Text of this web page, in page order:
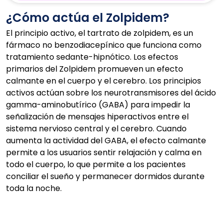
¿Cómo actúa el Zolpidem?
El principio activo, el tartrato de zolpidem, es un
fármaco no benzodiacepínico que funciona como
tratamiento sedante-hipnótico. Los efectos
primarios del Zolpidem promueven un efecto
calmante en el cuerpo y el cerebro. Los principios
activos actúan sobre los neurotransmisores del ácido
gamma-aminobutírico (GABA) para impedir la
señalización de mensajes hiperactivos entre el
sistema nervioso central y el cerebro. Cuando
aumenta la actividad del GABA, el efecto calmante
permite a los usuarios sentir relajación y calma en
todo el cuerpo, lo que permite a los pacientes
conciliar el sueño y permanecer dormidos durante
toda la noche.